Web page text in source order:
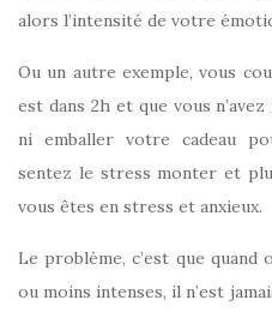
alors l’intensité de votre
Ou un autre exemple, vous
est dans 2h et que vous
ni emballer votre cadeau
sentez le stress monter et
vous êtes en stress et anxieux.
Le problème, c’est que
ou moins intenses, il n’est